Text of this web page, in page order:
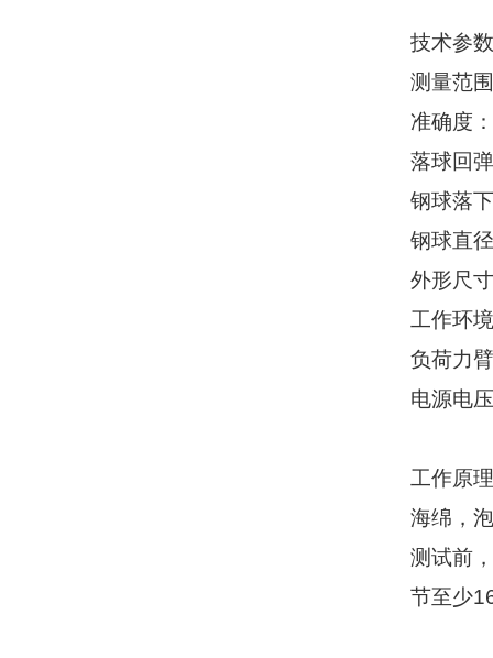
技术参
测量范
准确度：
落球回
钢球落
钢球直
外形尺
工作环
负荷力
电源电
工作原
海绵，
测试前
节至少